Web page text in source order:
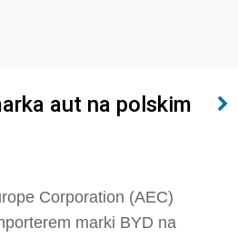
aut na polskim
Corporation (AEC)
marki BYD na